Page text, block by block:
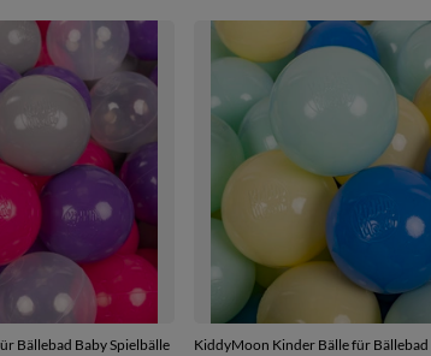
Bällebad Baby Spielbälle
KiddyMoon Kinder Bälle für Bällebad